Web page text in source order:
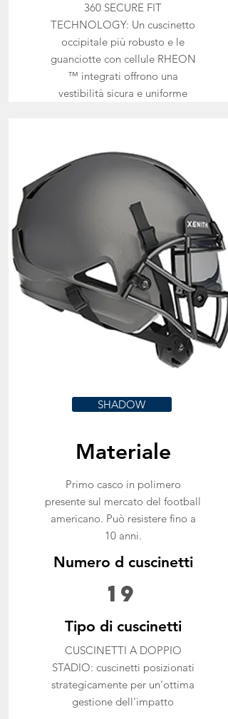
360 SECURE FIT
TECHNOLOGY: Un cuscinetto
occipitale più robusto e le
guanciotte con cellule RHEON
™ integrati offrono una
vestibilità sicura e uniforme
SHADOW
Materiale
Primo casco in polimero
presente sul mercato del football
americano. Può resistere fino a
10 anni.
Numero d cuscinetti
19
Tipo di cuscinetti
CUSCINETTI A DOPPIO
STADIO: cuscinetti posizionati
strategicamente per un'ottima
gestione dell'impatto